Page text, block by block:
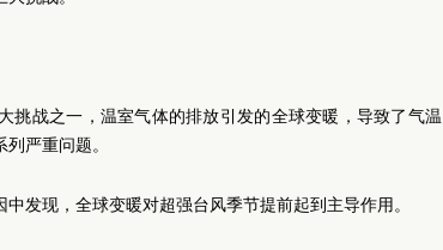
挑战之一，温室气体的排放引发的全球变暖，导致了气温
严重问题。
发现，全球变暖对超强台风季节提前起到主导作用。